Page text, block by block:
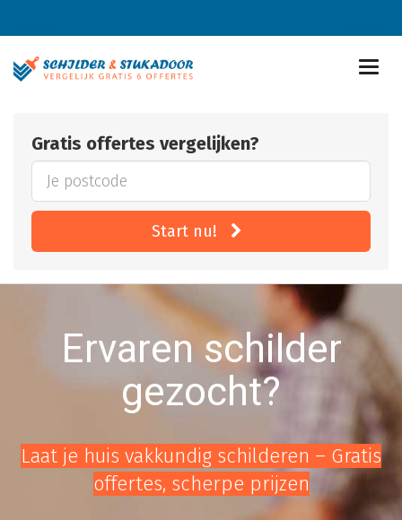
Gratis offertes vergelijken?
Start nu!
Ervaren schilder
gezocht?
Laat je huis vakkundig schilderen – Gratis
offertes, scherpe prijzen